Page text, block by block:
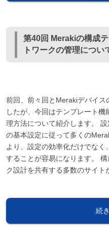
第40回 Merakiの構成
トワークの管理につい
前回、前々回とMerakiデバイス
したが、今回はテンプレート
理方法について紹介します。
の基本設定に従って多くの
より、設定の効率化だけでな
することが容易になります。
ク設計を共有する多数のサイト
続